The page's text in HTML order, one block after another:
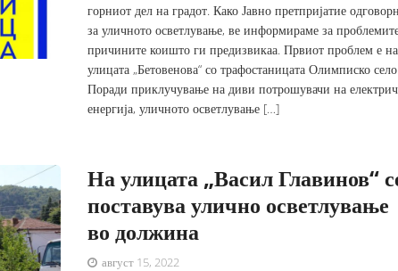
горниот дел на градот. Како Јавно претпријатие
за уличното осветлување, ве информираме за
причините коишто ги предизвикаа. Првиот проблем е на
улицата „Бетовенова“ со трафостаницата Олимписко
Поради приклучување на диви потрошувачи на
енергија, уличното осветлување […]
На улицата „Васил Главинов“
поставува улично осветлување
во должина
август 15, 2022